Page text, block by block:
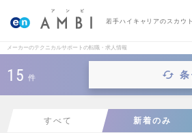
若手ハイキャリアのスカウ
メーカーのテクニカルサポートの転職・求人情報
15 件
すべて 新着のみ